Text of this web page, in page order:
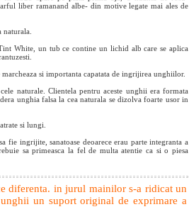
liber ramanand albe- din motive legate mai ales de
White, un tub ce contine un lichid alb care se aplica
si importanta capatata de ingrijirea unghiilor.
naturale. Clientela pentru aceste unghii era formata
unghia falsa la cea naturala se dizolva foarte usor in
si lungi.
fie ingrijite, sanatoase deoarece erau parte integranta a
sa primeasca la fel de multa atentie ca si o piesa
diferenta. in jurul mainilor s-a ridicat un
un suport original de exprimare a